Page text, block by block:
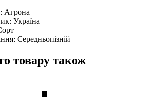
Агрона
Україна
Середньопізній
товару також